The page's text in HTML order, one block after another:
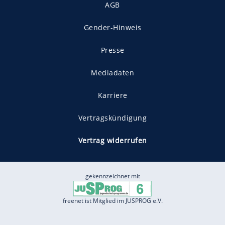
AGB
Gender-Hinweis
Presse
Mediadaten
Karriere
Vertragskündigung
Vertrag widerrufen
gekennzeichnet mit
freenet ist Mitglied im JUSPROG e.V.